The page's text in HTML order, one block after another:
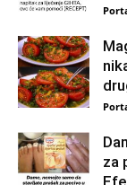
za